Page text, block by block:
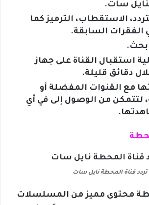
سات.
الاستقطاب، الترميز كما
الفقرات السابقة.
استقبال القناة على جهاز
دقائق قليلة.
مع القنوات المفضلة أو
لتتمكن من الوصول إلى في أي
تردد قناة المحطة نايل سات
محتوى مميز من المسلسلات